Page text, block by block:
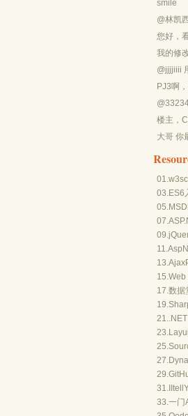
smile
@林凯
都有安
您好，
是有个
我的修
@jjjjiiii
PJ3啊
WP就是
有-10...
楼主，
呢？...
大哥 你
01.
03.ES6
05.
07.
09.
11.
13.
15.Web
17.数据
19.
21.
23.Layui
25.
27.
29.
31.
33.一门